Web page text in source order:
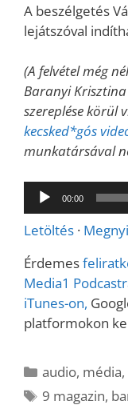
A beszélgetés
lejátszóval
(A felvétel még
Baranyi
szereplése körül
kecsked*gós
munkatársával
Audió
lejátszó
00:00
Letöltés ·
Érdemes
Media1
iTunes-on,
platformokon
Kategória
audio, média,
Címkék
9 magazin,